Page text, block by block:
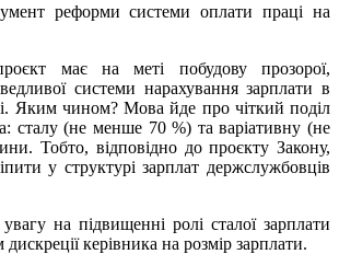
реформи системи оплати праці на
має на меті побудову прозорої,
системи нарахування зарплати в
Яким чином? Мова йде про чіткий поділ
сталу (не менше 70 %) та варіативну (не
Тобто, відповідно до проєкту Закону,
у структурі зарплат держслужбовців
на підвищенні ролі сталої зарплати
керівника на розмір зарплати.